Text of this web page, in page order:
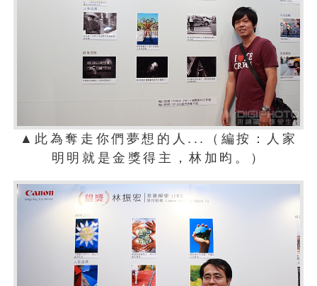
▲此為奪走你們夢想的人...（編按：人家
明明就是金獎得主，林加昀。）